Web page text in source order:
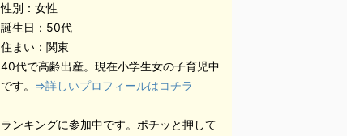
性別：女性
誕生日：50代
住まい：関東
40代で高齢出産。現在小学生女の子育児中
です。 ⇒詳しいプロフィールはコチラ
ランキングに参加中です。ポチッと押して